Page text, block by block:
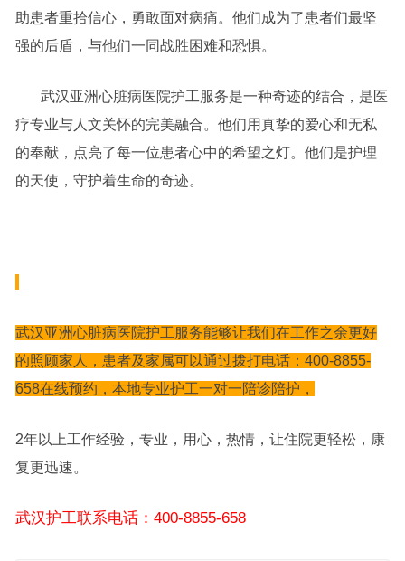
助患者重拾信心，勇敢面对病痛。他们成为了患者们最坚
强的后盾，与他们一同战胜困难和恐惧。
武汉亚洲心脏病医院护工服务是一种奇迹的结合，是医
疗专业与人文关怀的完美融合。他们用真挚的爱心和无私
的奉献，点亮了每一位患者心中的希望之灯。他们是护理
的天使，守护着生命的奇迹。
武汉亚洲心脏病医院护工服务能够让我们在工作之余更好
的照顾家人，患者及家属可以通过拨打电话：400-8855-
658在线预约，本地专业护工一对一陪诊陪护，
2年以上工作经验，专业，用心，热情，让住院更轻松，康
复更迅速。
武汉护工联系电话：400-8855-658